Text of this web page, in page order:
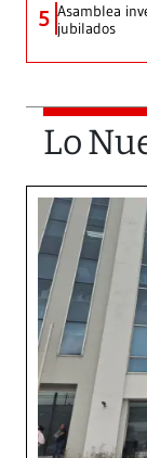
5 Asamblea
jubilados
Lo